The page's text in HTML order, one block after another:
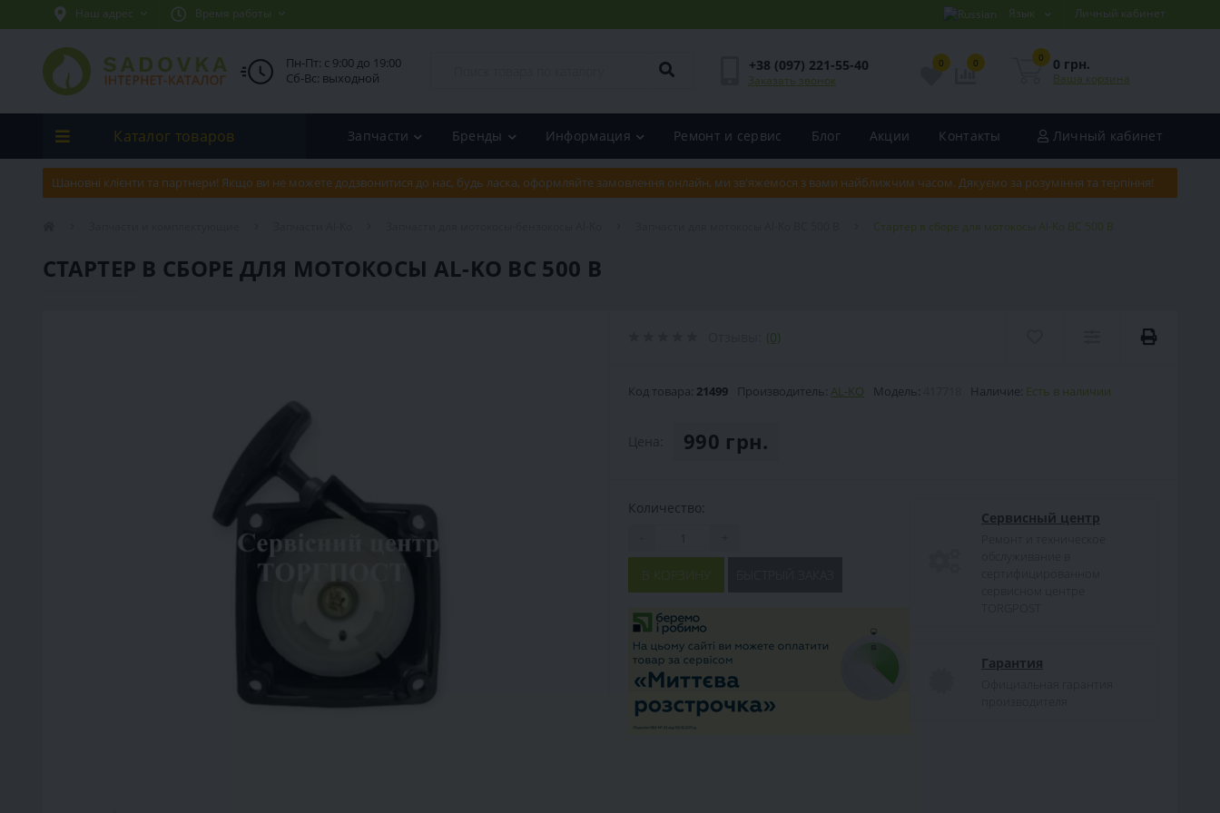
Наш адрес Время работы Язык Личный кабинет
Пн-Пт: с 9:00 до 19:00
Сб-Вс: выходной
+38 (097) 221-55-40
Заказать звонок
0 0 0 0 грн.
Ваша корзина
Каталог товаров Запчасти Бренды Информация Ремонт и сервис Блог Акции Контакты Личный кабинет
Шановні клієнти та партнери! Якщо ви не можете додзвонитися до нас, будь ласка, оформляйте замовлення онлайн, ми зв'яжемося з вами найближчим часом. Дякуємо за розуміння та терпіння!
Стартер в сборе для мотокосы Al-Ko BC 500 B
СТАРТЕР В СБОРЕ ДЛЯ МОТОКОСЫ AL-KO BC 500 B
(0)
Код товара: 21499 Производитель: AL-KO Модель: Наличие: Есть в наличии
990 грн.
Количество:
В КОРЗИНУ
Сервисный центр
Гарантия